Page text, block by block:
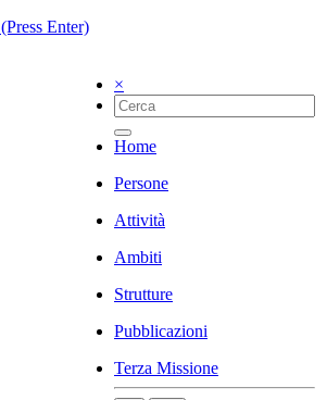
Enter)
×
Home
Persone
Attività
Ambiti
Strutture
Pubblicazioni
Terza Missione